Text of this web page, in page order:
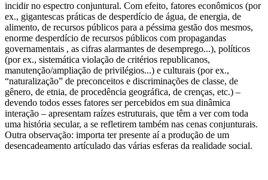
incidir no espectro conjuntural. Com efeito, fatores econômicos (por
ex., gigantescas práticas de desperdício de água, de energia, de
alimento, de recursos públicos para a péssima gestão dos mesmos,
enorme desperdício de recursos públicos com propagandas
governamentais , as cifras alarmantes de desemprego...), políticos
(por ex., sistemática violação de critérios republicanos,
manutenção/ampliação de privilégios...) e culturais (por ex.,
“naturalização” de preconceitos e discriminações de classe, de
gênero, de etnia, de procedência geográfica, de crenças, etc.) –
devendo todos esses fatores ser percebidos em sua dinâmica
interação – apresentam raízes estruturais, que têm a ver com toda
uma história secular, a se refletirem também nas cenas conjunturais.
Outra observação: importa ter presente aí a produção de um
desencadeamento artículado das várias esferas da realidade social.